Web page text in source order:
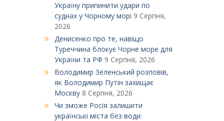
Україну припинити удари по
суднах у Чорному морі 9 Серпня,
2026
Денисенко про те, навіщо
Туреччина блокує Чорне море для
України та РФ 9 Серпня, 2026
Володимир Зеленський розповів,
як Володимир Путін захищає
Москву 8 Серпня, 2026
Чи зможе Росія залишити
українські міста без води: